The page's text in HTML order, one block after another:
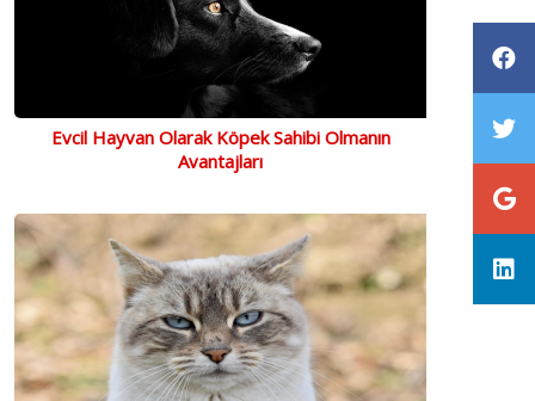
Evcil Hayvan Olarak Köpek Sahibi Olmanın
Avantajları